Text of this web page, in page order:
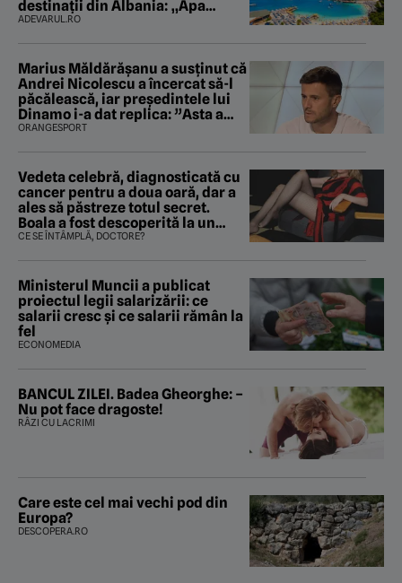
destinații din Albania: „Apa
mirosea a canalizare”
ADEVARUL.RO
Marius Măldărăşanu a susţinut că
Andrei Nicolescu a încercat să-l
păcălească, iar preşedintele lui
Dinamo i-a dat replica: ”Asta a
fost istoria”
ORANGESPORT
Vedeta celebră, diagnosticată cu
cancer pentru a doua oară, dar a
ales să păstreze totul secret.
Boala a fost descoperită la un
control de rutină
CE SE ÎNTÂMPLĂ, DOCTORE?
Ministerul Muncii a publicat
proiectul legii salarizării: ce
salarii cresc și ce salarii rămân la
fel
ECONOMEDIA
BANCUL ZILEI. Badea Gheorghe: –
Nu pot face dragoste!
RÂZI CU LACRIMI
Care este cel mai vechi pod din
Europa?
DESCOPERA.RO